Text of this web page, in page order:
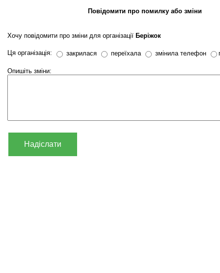
Повідомити про помилку або зміни
Хочу повідомити про зміни для організації Беріжок
Ця організація: закрилася переїхала змінила телефон
Опишіть зміни:
Надіслати